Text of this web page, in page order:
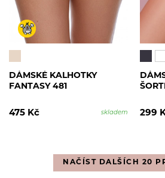
DÁMSKÉ KALHOTKY
FANTASY 481
475 Kč skladem 299
NAČÍST DALŠÍCH 20